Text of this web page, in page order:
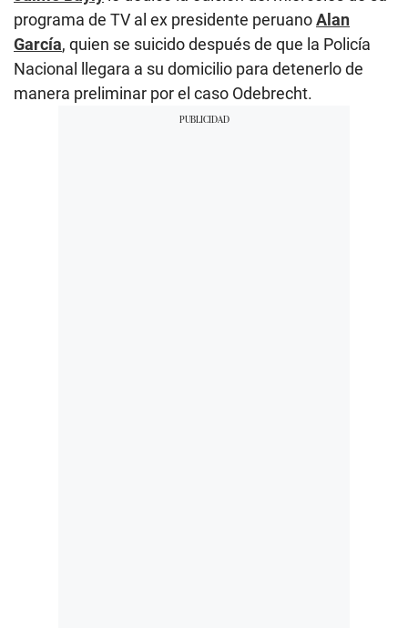
programa de TV al ex presidente peruanoAlan
García, quien se suicido después de que la Policía
Nacional llegara a su domicilio para detenerlo de
manera preliminar por el caso Odebrecht.